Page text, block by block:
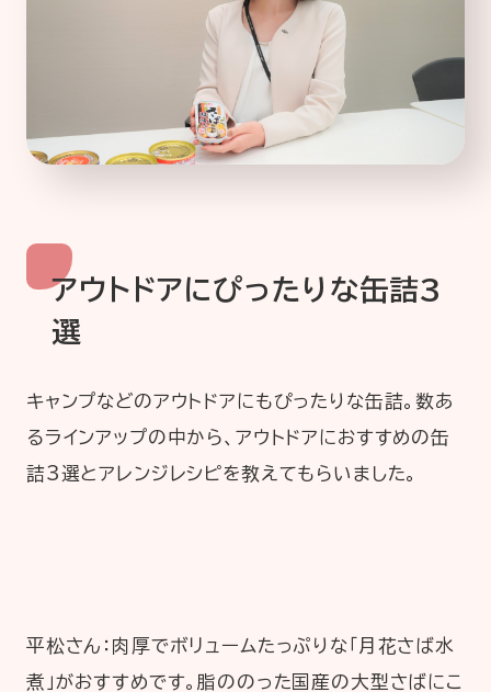
アウトドアにぴったりな缶詰3
選
キャンプなどのアウトドアにもぴったりな缶詰。数あ
るラインアップの中から、アウトドアにおすすめの缶
詰3選とアレンジレシピを教えてもらいました。
平松さん：肉厚でボリュームたっぷりな「月花さば水
煮」がおすすめです。脂ののった国産の大型さばにこ